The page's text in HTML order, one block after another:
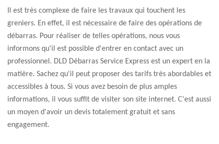
Il est très complexe de faire les travaux qui touchent les
greniers. En effet, il est nécessaire de faire des opérations de
débarras. Pour réaliser de telles opérations, nous vous
informons qu'il est possible d'entrer en contact avec un
professionnel. DLD Débarras Service Express est un expert en la
matière. Sachez qu'il peut proposer des tarifs très abordables et
accessibles à tous. Si vous avez besoin de plus amples
informations, il vous suffit de visiter son site internet. C'est aussi
un moyen d'avoir un devis totalement gratuit et sans
engagement.